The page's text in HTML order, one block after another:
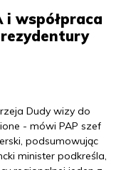
i współpraca
Dudy wizy do
- mówi PAP szef
podsumowując
minister podkreśla,